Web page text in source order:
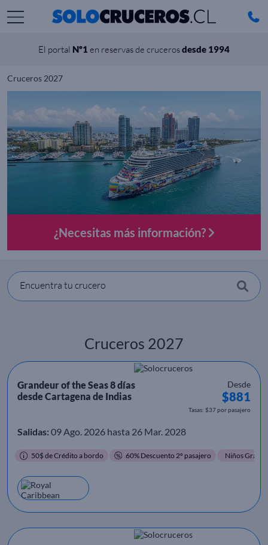
El portal Nº1 en reservas de crucerosdesde 1994
Cruceros 2027
¿Necesitas más información?
Encuentra tu crucero
Cruceros 2027
Grandeur of the Seas 8 días
desde Cartagena de Indias
Desde
$881
Tasas: $37 por pasajero
Salidas: 09 Ago. 2026 hasta 26 Mar. 2028
50$ de Crédito a bordo 60% Descuento 2º pasajero Niños Gratis